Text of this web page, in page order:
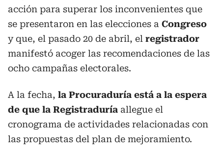
acción para superar los inconvenientes que
se presentaron en las elecciones a Congreso
y que, el pasado 20 de abril, el registrador
manifestó acoger las recomendaciones de las
ocho campañas electorales.
A la fecha, la Procuraduría está a la espera
de que la Registraduría allegue el
cronograma de actividades relacionadas con
las propuestas del plan de mejoramiento.